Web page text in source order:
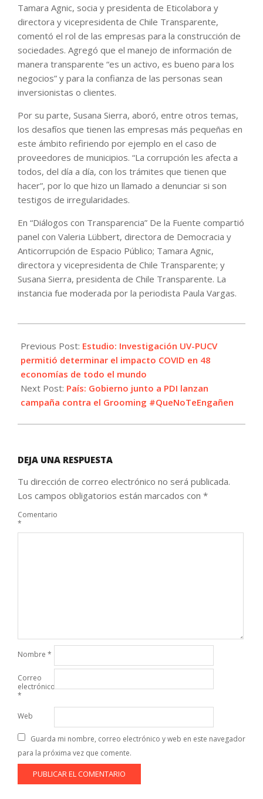
Tamara Agnic, socia y presidenta de Eticolabora y
directora y vicepresidenta de Chile Transparente,
comentó el rol de las empresas para la construcción de
sociedades. Agregó que el manejo de información de
manera transparente “es un activo, es bueno para los
negocios” y para la confianza de las personas sean
inversionistas o clientes.
Por su parte, Susana Sierra, aboró, entre otros temas,
los desafíos que tienen las empresas más pequeñas en
este ámbito refiriendo por ejemplo en el caso de
proveedores de municipios. “La corrupción les afecta a
todos, del día a día, con los trámites que tienen que
hacer”, por lo que hizo un llamado a denunciar si son
testigos de irregularidades.
En “Diálogos con Transparencia” De la Fuente compartió
panel con Valeria Lübbert, directora de Democracia y
Anticorrupción de Espacio Público; Tamara Agnic,
directora y vicepresidenta de Chile Transparente; y
Susana Sierra, presidenta de Chile Transparente. La
instancia fue moderada por la periodista Paula Vargas.
12-
21
Previous Post: Estudio: Investigación UV-PUCV
permitió determinar el impacto COVID en 48
economías de todo el mundo
Next Post: País: Gobierno junto a PDI lanzan
campaña contra el Grooming #QueNoTeEngañen
DEJA UNA RESPUESTA
Tu dirección de correo electrónico no será publicada.
Los campos obligatorios están marcados con *
Comentario
*
Nombre *
Correo
electrónico
*
Web
Guarda mi nombre, correo electrónico y web en este navegador
para la próxima vez que comente.